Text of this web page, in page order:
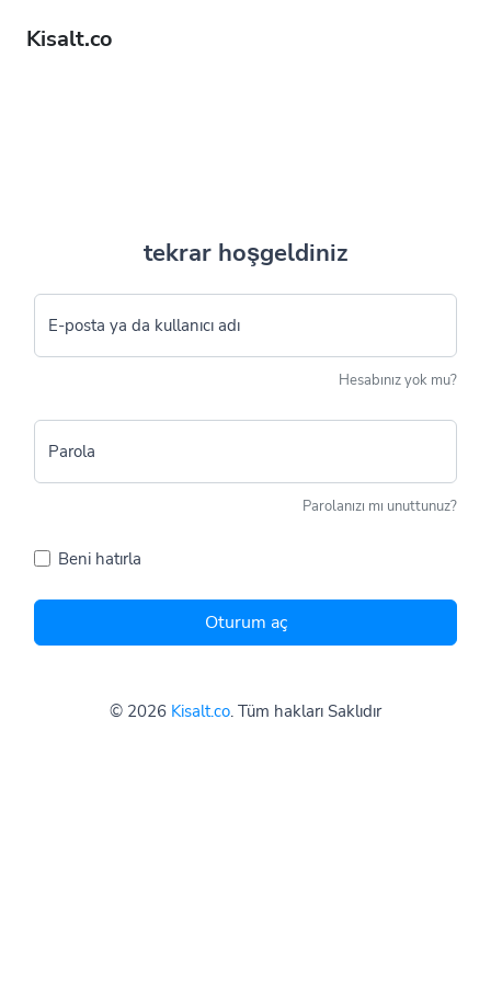
Kisalt.co
tekrar hoşgeldiniz
E-posta ya da kullanıcı adı
Hesabınız yok mu?
Parola
Parolanızı mı unuttunuz?
Beni hatırla
Oturum aç
© 2026 Kisalt.co. Tüm hakları Saklıdır